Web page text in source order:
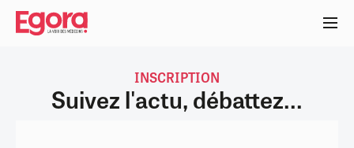
Aller
contenu
INSCRIPTION
Suivez l'actu, débattez...